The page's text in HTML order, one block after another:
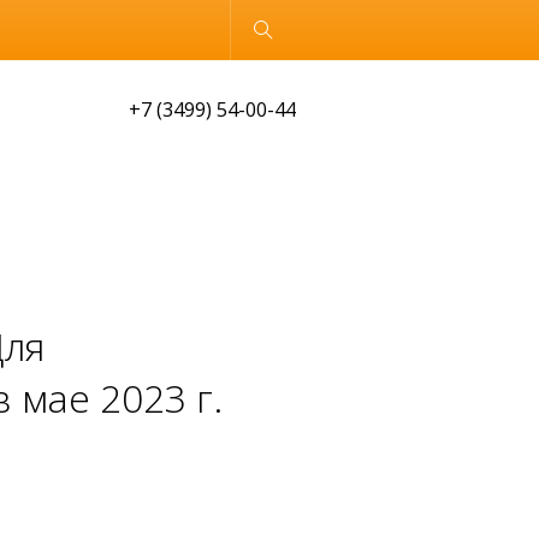
Обычная версия
+7 (3499) 54-00-44
мае 2023 г.